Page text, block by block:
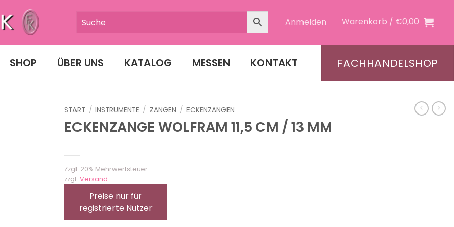
Anmelden Warenkorb / €0,00
SHOP ÜBER UNS KATALOG MESSEN KONTAKT FACHHANDELSHOP
START / INSTRUMENTE / ZANGEN / ECKENZANGEN
ECKENZANGE WOLFRAM 11,5 CM / 13 MM
Zzgl. 20% Mehrwertsteuer
zzgl. Versand
Preise nur für
registrierte Nutzer